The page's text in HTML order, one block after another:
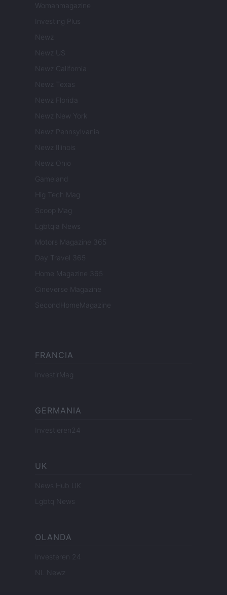
Womanmagazine
Investing Plus
Newz
Newz US
Newz California
Newz Texas
Newz Florida
Newz New York
Newz Pennsylvania
Newz Illinois
Newz Ohio
Gameland
Hig Tech Mag
Scoop Mag
Lgbtqia News
Motors Magazine 365
Day Travel 365
Home Magazine 365
Cineverse Magazine
SecondHomeMagazine
FRANCIA
InvestirMag
GERMANIA
Investieren24
UK
News Hub UK
Lgbtq News
OLANDA
Investeren 24
NL Newz